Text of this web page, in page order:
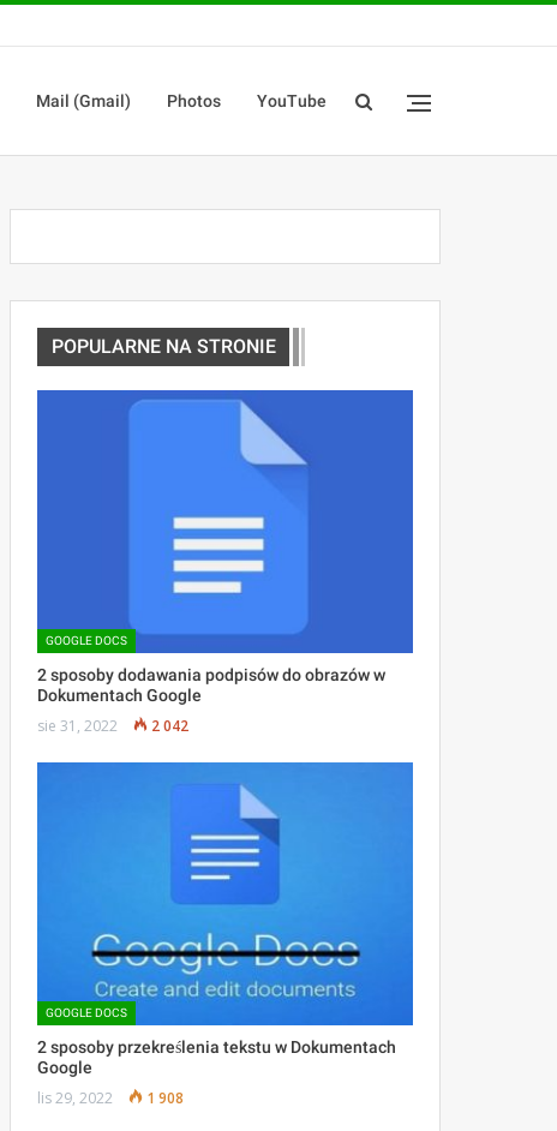
Mail (Gmail) Photos YouTube
POPULARNE NA STRONIE
GOOGLE DOCS
2 sposoby dodawania podpisów do obrazów w
Dokumentach Google
sie 31, 2022 2 042
GOOGLE DOCS
2 sposoby przekreślenia tekstu w Dokumentach
Google
lis 29, 2022 1 908